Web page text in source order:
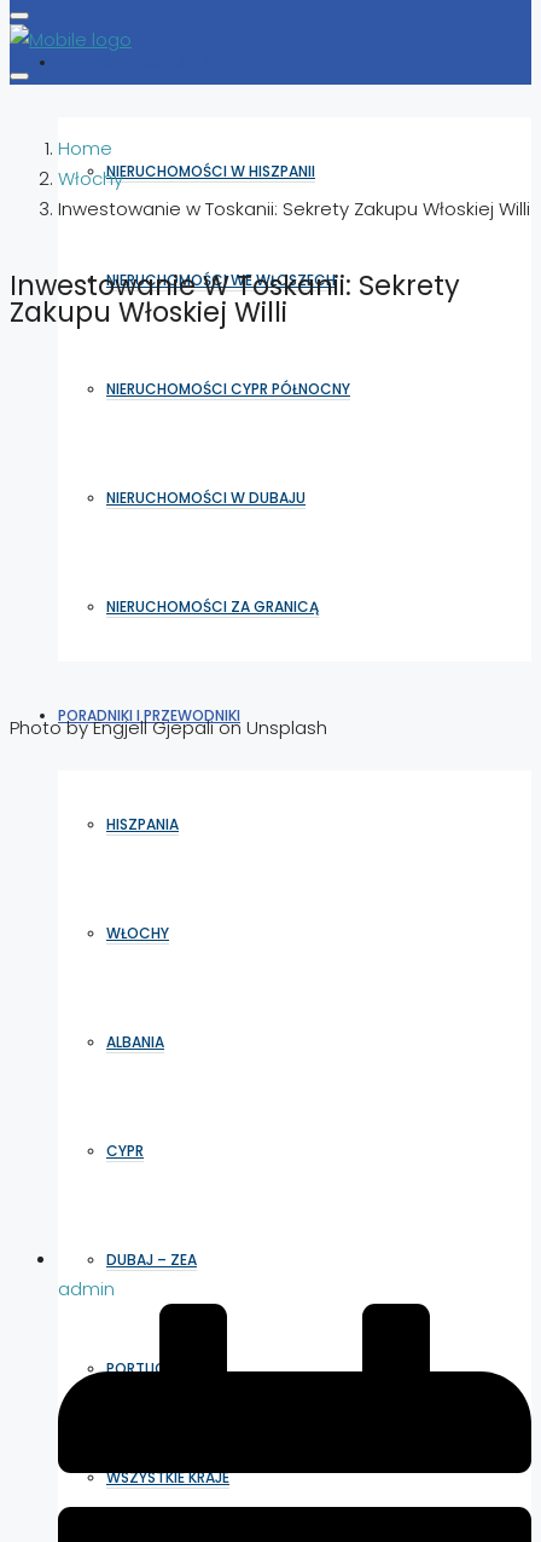
NIERUCHOMOŚCI W HISZPANII
NIERUCHOMOŚCI WE WŁOSZECH
NIERUCHOMOŚCI CYPR PÓŁNOCNY
NIERUCHOMOŚCI W DUBAJU
NIERUCHOMOŚCI ZA GRANICĄ
PORADNIKI I PRZEWODNIKI
HISZPANIA
WŁOCHY
ALBANIA
CYPR
DUBAJ – ZEA
PORTUGALIA
WSZYSTKIE KRAJE
Home
Włochy
Inwestowanie w Toskanii: Sekrety Zakupu Włoskiej Willi
Inwestowanie W Toskanii: Sekrety
Zakupu Włoskiej Willi
Photo by Engjell Gjepali on Unsplash
admin